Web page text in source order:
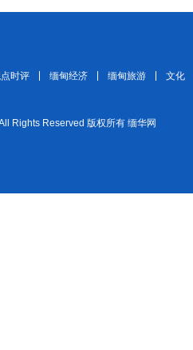
时评 缅甸经济 缅甸旅游 文化
Rights Reserved 版权所有 缅华网